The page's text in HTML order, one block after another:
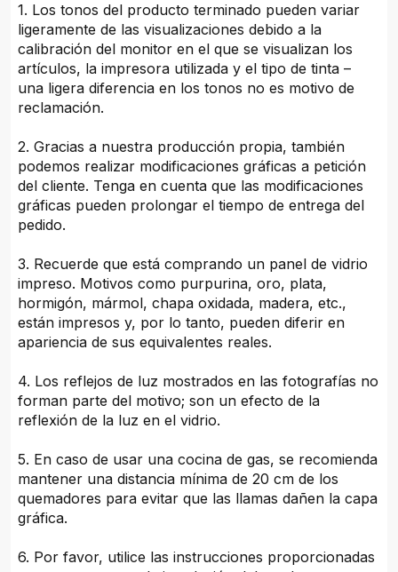
1. Los tonos del producto terminado pueden variar
ligeramente de las visualizaciones debido a la
calibración del monitor en el que se visualizan los
artículos, la impresora utilizada y el tipo de tinta –
una ligera diferencia en los tonos no es motivo de
reclamación.
2. Gracias a nuestra producción propia, también
podemos realizar modificaciones gráficas a petición
del cliente. Tenga en cuenta que las modificaciones
gráficas pueden prolongar el tiempo de entrega del
pedido.
3. Recuerde que está comprando un panel de vidrio
impreso. Motivos como purpurina, oro, plata,
hormigón, mármol, chapa oxidada, madera, etc.,
están impresos y, por lo tanto, pueden diferir en
apariencia de sus equivalentes reales.
4. Los reflejos de luz mostrados en las fotografías no
forman parte del motivo; son un efecto de la
reflexión de la luz en el vidrio.
5. En caso de usar una cocina de gas, se recomienda
mantener una distancia mínima de 20 cm de los
quemadores para evitar que las llamas dañen la capa
gráfica.
6. Por favor, utilice las instrucciones proporcionadas